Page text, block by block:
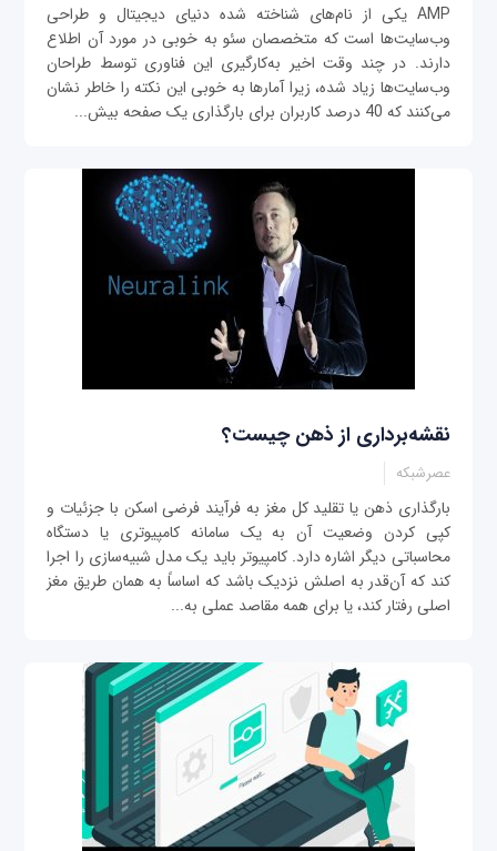
AMP یکی از نام‌های شناخته شده دنیای دیجیتال و طراحی
وب‌سایت‌ها است که متخصصان سئو به خوبی در مورد آن اطلاع
دارند. در چند وقت اخیر به‌کارگیری این فناوری توسط طراحان
وب‌سایت‌ها زیاد شده، زیرا آمارها به خوبی این نکته را خاطر نشان
می‌کنند که 40 درصد کاربران برای بارگذاری یک صفحه بیش...
نقشه‌برداری از ذهن چیست؟
عصرشبکه
بارگذاری ذهن یا تقلید کل مغز به فرآیند فرضی اسکن با جزئیات و
کپی ‌کردن وضعیت آن به یک سامانه کامپیوتری یا دستگاه
محاسباتی دیگر اشاره دارد. کامپیوتر باید یک مدل شبیه‌سازی را اجرا
کند که آن‌قدر به اصلش نزدیک باشد که اساساً به همان طریق مغز
اصلی رفتار کند، یا برای همه مقاصد عملی به...